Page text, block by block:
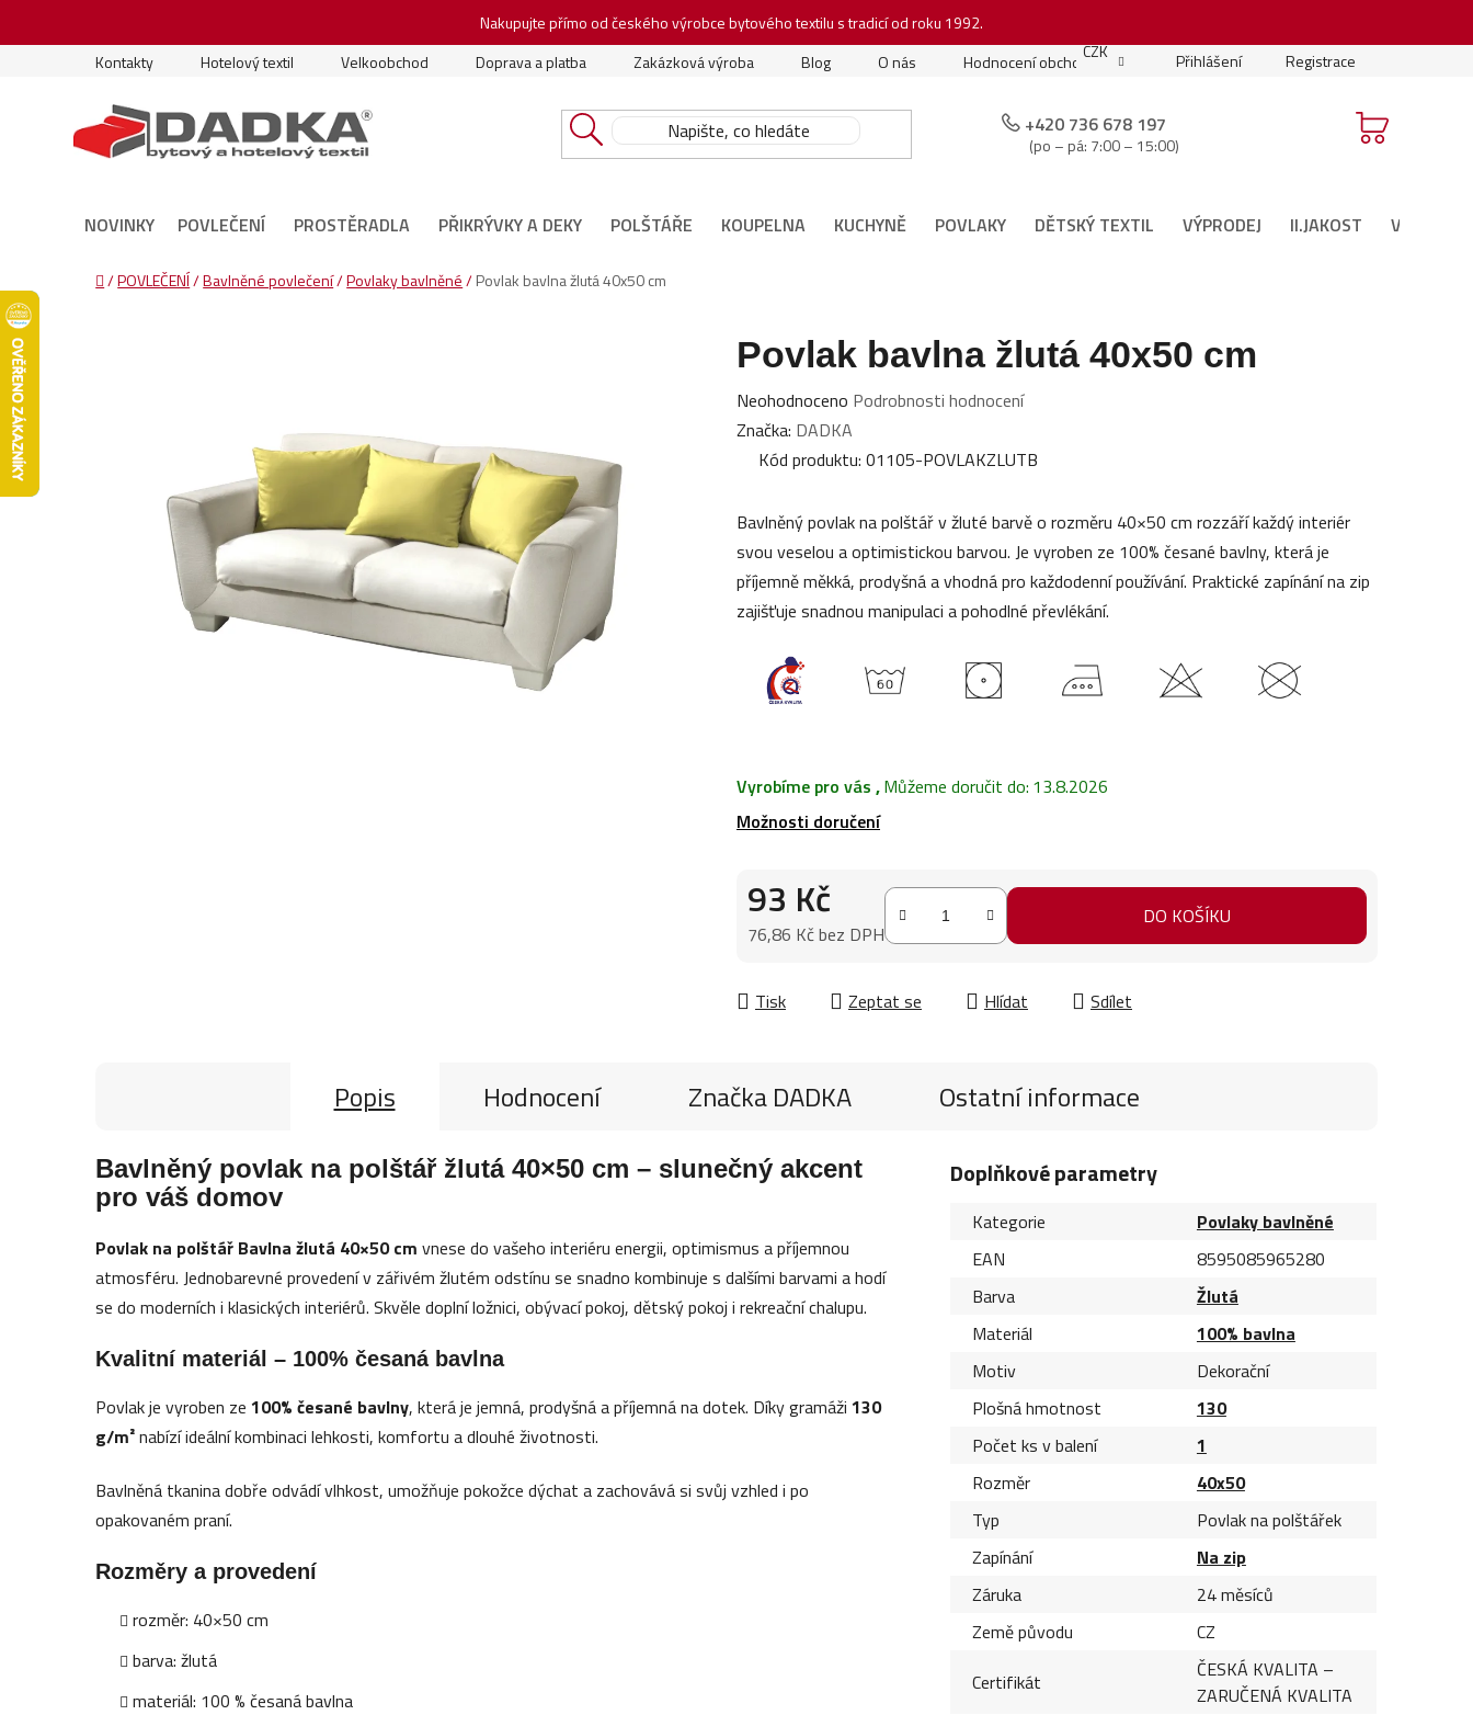
Nakupujte přímo od českého výrobce bytového textilu s tradicí od roku 1992.
Kontakty
Hotelový textil Velkoobchod Doprava a platba Zakázková výroba Blog O nás Hodnocení obchodu Moje objednávka Podmínky soutěže
CZK Přihlášení Registrace
+420 736 678 197
(po – pá: 7:00 – 15:00)
NOVINKY POVLEČENÍ PROSTĚRADLA PŘIKRÝVKY A DEKY POLŠTÁŘE KOUPELNA KUCHYNĚ POVLAKY DĚTSKÝ TEXTIL VÝPRODEJ II.JAKOST VÁNOČNÍ
Domů
/POVLEČENÍ/Bavlněné povlečení/Povlaky bavlněné /Povlak bavlna žlutá 40x50 cm
Povlak bavlna žlutá 40x50 cm
Průměrné
hodnocení
produktu
0,0
z
5
hvězdiček.
Neohodnoceno Podrobnosti hodnocení
Značka: DADKA
Kód produktu: 01105-POVLAKZLUTB
Bavlněný povlak na polštář v žluté barvě o rozměru 40×50 cm rozzáří každý interiér
svou veselou a optimistickou barvou. Je vyroben ze 100% česané bavlny, která je
příjemně měkká, prodyšná a vhodná pro každodenní používání. Praktické zapínání na zip
zajišťuje snadnou manipulaci a pohodlné převlékání.
Vyrobíme pro vás ,Můžeme doručit do: 13.8.2026
Možnosti doručení
93 Kč
76,86 Kč bez DPH
DO KOŠÍKU
Tisk Zeptat se Hlídat Sdílet
Popis Hodnocení ZnačkaDADKA Ostatní informace
Bavlněný povlak na polštář žlutá 40×50 cm – slunečný akcent
pro váš domov
Povlak na polštář Bavlna žlutá 40×50 cm vnese do vašeho interiéru energii, optimismus a příjemnou
atmosféru. Jednobarevné provedení v zářivém žlutém odstínu se snadno kombinuje s dalšími barvami a hodí
se do moderních i klasických interiérů. Skvěle doplní ložnici, obývací pokoj, dětský pokoj i rekreační chalupu.
Kvalitní materiál – 100% česaná bavlna
Povlak je vyroben ze100% česané bavlny, která je jemná, prodyšná a příjemná na dotek. Díky gramáži130
g/m²nabízí ideální kombinaci lehkosti, komfortu a dlouhé životnosti.
Bavlněná tkanina dobře odvádí vlhkost, umožňuje pokožce dýchat a zachovává si svůj vzhled i po
opakovaném praní.
Rozměry a provedení
rozměr: 40×50 cm
barva: žlutá
materiál: 100 % česaná bavlna
Doplňkové parametry
Kategorie
Povlaky bavlněné
EAN
8595085965280
Barva
Žlutá
Materiál
100% bavlna
Motiv
Dekorační
Plošná hmotnost
130
Počet ks v balení
1
Rozměr
40x50
Typ
Povlak na polštářek
Zapínání
Na zip
Záruka
24 měsíců
Země původu
CZ
Certifikát
ČESKÁ KVALITA –
ZARUČENÁ KVALITA